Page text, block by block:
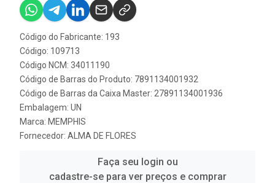
Código do Fabricante: 193
Código: 109713
Código NCM: 34011190
Código de Barras do Produto: 7891134001932
Código de Barras da Caixa Master: 27891134001936
Embalagem: UN
Marca: MEMPHIS
Fornecedor: ALMA DE FLORES
Faça seu login ou
cadastre-se para ver preços e comprar